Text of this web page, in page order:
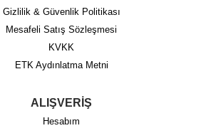
Gizlilik & Güvenlik Politikası
Mesafeli Satış Sözleşmesi
KVKK
ETK Aydınlatma Metni
ALIŞVERİŞ
Hesabım